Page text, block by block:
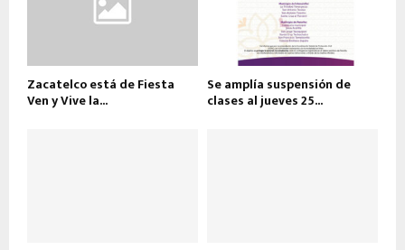
Zacatelco está de Fiesta
Ven y Vive la...
Se amplía suspensión de
clases al jueves 25...